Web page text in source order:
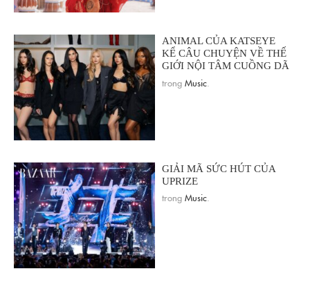
ANIMAL CỦA KATSEYE
KỂ CÂU CHUYỆN VỀ THẾ
GIỚI NỘI TÂM CUỒNG DÃ
trong Music
GIẢI MÃ SỨC HÚT CỦA
UPRIZE
trong Music